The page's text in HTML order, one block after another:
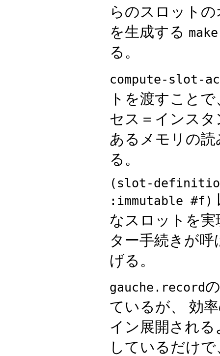
らのスロット
を生成する
る。
compute-slot-
トを渡すこと
セス＝インス
あるメモリの
る。
(slot-
:immutable #f)
なスロットを
ター手続きが
げる。
gauche.record
ているが、 効
イン展開され
しているだけ